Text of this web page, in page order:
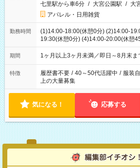
七里駅から車6分 / 大宮公園駅 / 大
アパレル・日用雑貨
勤務時間
(1)14:00-18:00(休憩0分) (2)14:00-
19:30(休憩0分) (4)14:00-20:00(休憩
ます
期間 1ヶ月以上3ヶ月未満／即日～8月末ま
特徴 履歴書不要 / 40～50代活躍中 / 服装
上の大量募集
気になる！ 応募する